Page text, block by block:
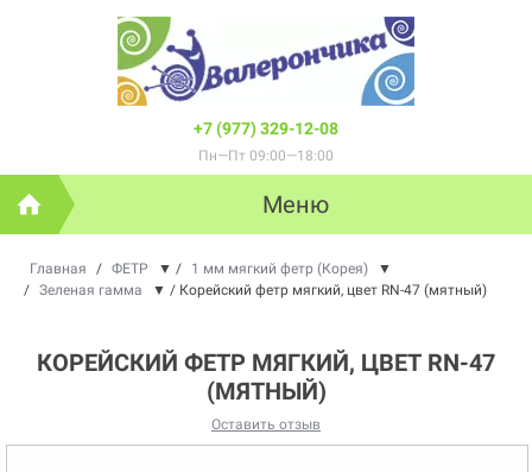
+7 (977) 329-12-08
Пн—Пт 09:00—18:00
Меню
Главная / ФЕТР ▼ / 1 мм мягкий фетр (Корея)
▼
/ Зеленая гамма ▼ / Корейский фетр мягкий, цвет RN-47 (мятный)
КОРЕЙСКИЙ ФЕТР МЯГКИЙ, ЦВЕТ RN-47
(МЯТНЫЙ)
Оставить отзыв